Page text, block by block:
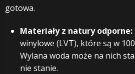
gotowa.
Materiały z natury odporne:
winylowe (LVT), które są w
Wylana woda może na nich
nie stanie.